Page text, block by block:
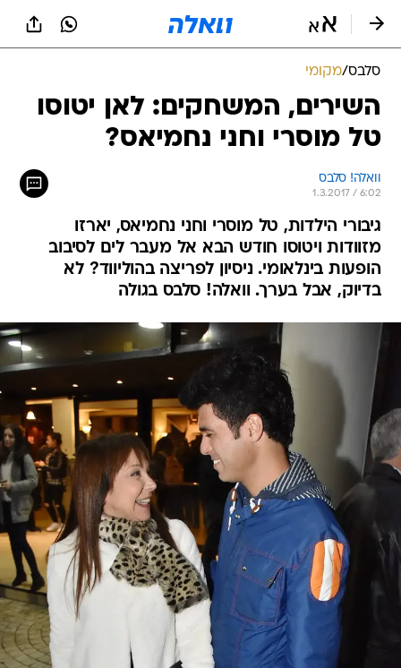
סלבס/מקומי
השירים, המשחקים: לאן יטוסו
טל מוסרי וחני נחמיאס?
וואלה! סלבס
1.3.2017 / 6:02
גיבורי הילדות, טל מוסרי וחני נחמיאס, יארזו
מזוודות ויטוסו חודש הבא אל מעבר לים לסיבוב
הופעות בינלאומי. ניסיון לפריצה בהוליווד? לא
בדיוק, אבל בערך. וואלה! סלבס בגולה